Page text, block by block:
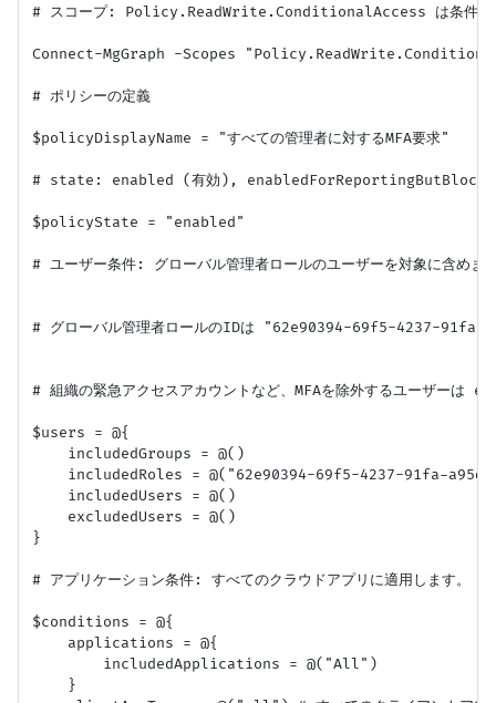
# スコープ: Policy.ReadWrite.ConditionalAccess は条件付き
Connect-MgGraph -Scopes
# ポリシーの定義
$policyDisplayName = "すべての管理者に対するMFA要求"
# state: enabled (有効), enabledForReportingButBlocked
$policyState = "enabled"
# ユーザー条件: グローバル管理者ロールのユーザーを対象に含めま
# グローバル管理者ロールのIDは "62e90394-69f5-4237-91fa-
# 組織の緊急アクセスアカウントなど、MFAを除外するユーザーは
$users = @{
    includedGroups = @()
includedRoles = @("62e90394-69f5-4237-91fa-
    includedUsers = @()
    excludedUsers = @()
}
# アプリケーション条件: すべてのクラウドアプリに適用します。
$conditions = @{
    applications = @{
        includedApplications = @("All")
    }